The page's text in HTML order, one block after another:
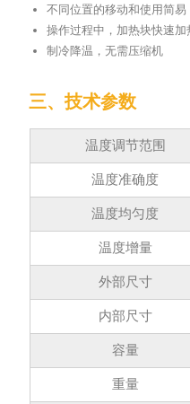
不同位置的移动和使用简易
操作过程中，加热块快速加
制冷降温，无需压缩机
三、技术参数
温度调节范围
温度准确度
温度均匀度
温度增量
外部尺寸
内部尺寸
容量
重量